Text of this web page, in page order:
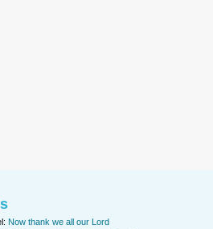
Now thank we all our Lord